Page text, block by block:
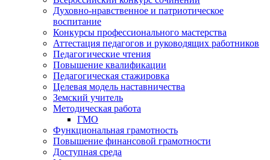
Духовно-нравственное и патриотическое
воспитание
Конкурсы профессионального мастерства
Аттестация педагогов и руководящих работников
Педагогические чтения
Повышение квалификации
Педагогическая стажировка
Целевая модель наставничества
Земский учитель
Методическая работа
ГМО
Функциональная грамотность
Повышение финансовой грамотности
Доступная среда